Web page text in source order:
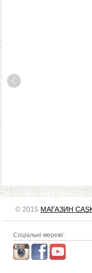
© 2015 МАГАЗИН
Соціальні мережі: